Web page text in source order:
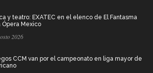
y teatro: EXATEC en el elenco de El Fantasma
Ópera Mexico
2026
CCM van por el campeonato en liga mayor de